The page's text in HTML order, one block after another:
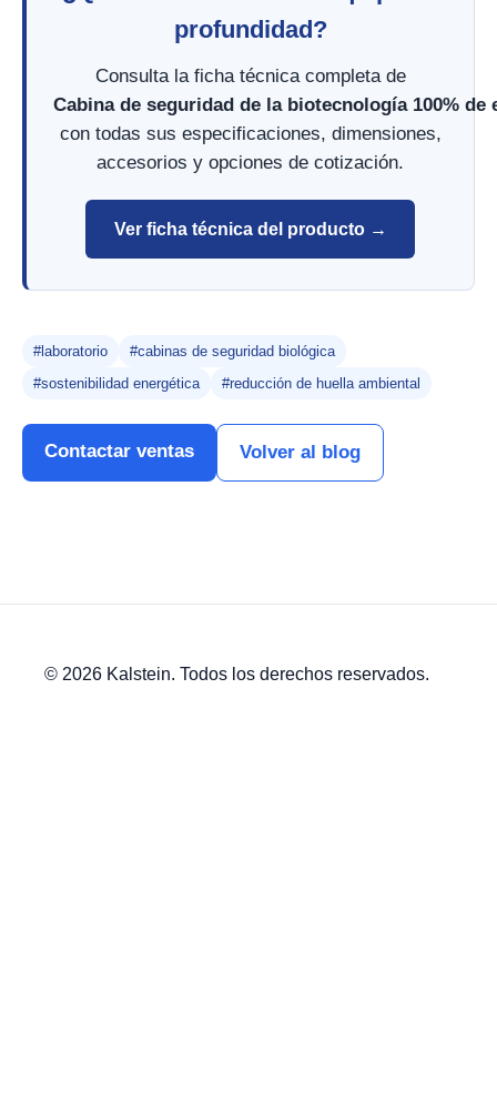
profundidad?
Consulta la ficha técnica completa de
Cabina de seguridad de la biotecnología 100% de
con todas sus especificaciones, dimensiones,
accesorios y opciones de cotización.
Ver ficha técnica del producto →
#laboratorio
#cabinas de seguridad biológica
#sostenibilidad energética
#reducción de huella ambiental
Contactar ventas Volver al blog
© 2026 Kalstein. Todos los derechos reservados.